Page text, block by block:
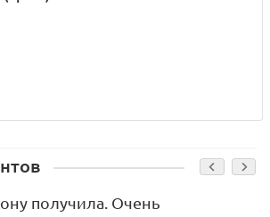
получила. Очень